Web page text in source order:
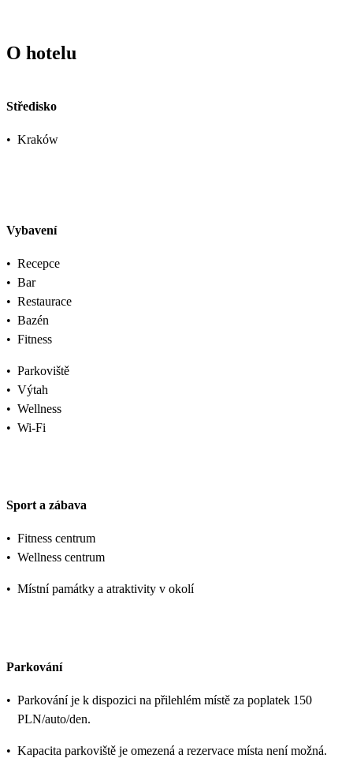
O hotelu
Středisko
• Kraków
Vybavení
• Recepce
• Bar
• Restaurace
• Bazén
• Fitness
• Parkoviště
• Výtah
• Wellness
• Wi-Fi
Sport a zábava
• Fitness centrum
• Wellness centrum
• Místní památky a atraktivity v okolí
Parkování
• Parkování je k dispozici na přilehlém místě za poplatek 150
PLN/auto/den.
• Kapacita parkoviště je omezená a rezervace místa není možná.